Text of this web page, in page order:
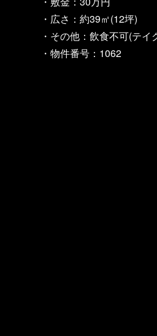
・広さ：約39㎡(12坪)
・その他：飲食不可(テイ
・物件番号：1062